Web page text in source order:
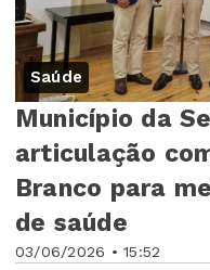
Saúde
03/06/2026 • 15:52
Município da
articulação
Branco para
de saúde